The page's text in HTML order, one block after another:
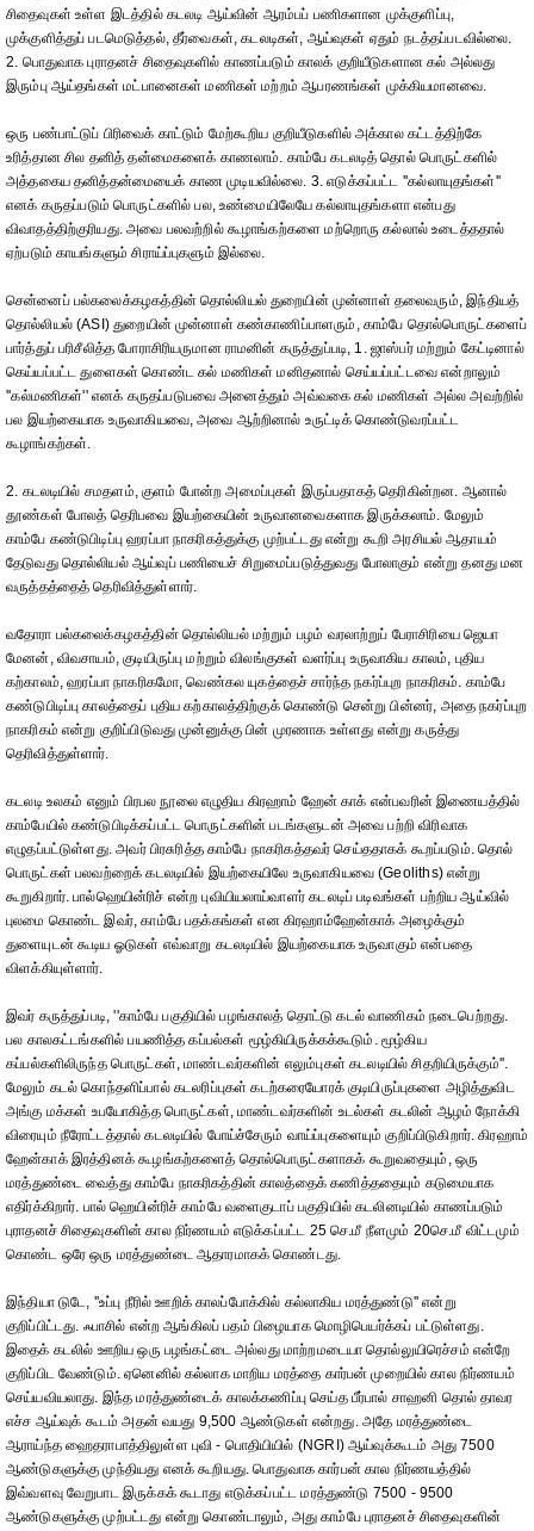
சிதைவுகள் உள்ள இடத்தில் கடலடி ஆய்வின் ஆரம்பப் பணிகளான முக்குளிப்பு,
முக்குளித்துப் படமெடுத்தல், தீர்வைகள், கடலடிகள், ஆய்வுகள் ஏதும் நடத்தப்படவில்லை.
2. பொதுவாக புராதனச் சிதைவுகளில் காணப்படும் காலக் குறியீடுகளான கல் அல்லது
இரும்பு ஆய்தங்கள் மட்பானைகள் மணிகள் மற்றம் ஆபரணங்கள் முக்கியமானவை.
ஒரு பண்பாட்டுப் பிரிவைக் காட்டும் மேற்கூறிய குறியீடுகளில் அக்கால கட்டத்திற்கே
உரித்தான சில தனித் தன்மைகளைக் காணலாம். காம்பே கடலடித் தொல் பொருட்களில்
அத்தகைய தனித்தன்மையைக் காண முடியவில்லை. 3. எடுக்கப்பட்ட ''கல்லாயுதங்கள்''
எனக் கருதப்படும் பொருட்களில் பல, உண்மையிலேயே கல்லாயுதங்களா என்பது
விவாதத்திற்குரியது. அவை பலவற்றில் கூழாங்கற்களை மற்றொரு கல்லால் உடைத்ததால்
ஏற்படும் காயங்களும் சிராய்ப்புகளும் இல்லை.
சென்னைப் பல்கலைக்கழகத்தின் தொல்லியல் துறையின் முன்னாள் தலைவரும், இந்தியத்
தொல்லியல் (ASI) துறையின் முன்னாள் கண்காணிப்பாளரும், காம்பே தொல்பொருட்களைப்
பார்த்துப் பரிசீலித்த போராசிரியருமான ராமனின் கருத்துப்படி, 1. ஜாஸ்பர் மற்றும் கேட்டினால்
கெய்யப்பட்ட துளைகள் கொண்ட கல் மணிகள் மனிதனால் செய்யப்பட்டவை என்றாலும்
''கல்மணிகள்'' எனக் கருதப்படுபவை அனைத்தும் அவ்வகை கல் மணிகள் அல்ல அவற்றில்
பல இயற்கையாக உருவாகியவை, அவை ஆற்றினால் உருட்டிக் கொண்டுவரப்பட்ட
கூழாங்கற்கள்.
2. கடலடியில் சமதளம், குளம் போன்ற அமைப்புகள் இருப்பதாகத் தெரிகின்றன. ஆனால்
தூண்கள் போலத் தெரிபவை இயற்கையின் உருவானவைகளாக இருக்கலாம். மேலும்
காம்பே கண்டுபிடிப்பு ஹரப்பா நாகரிகத்துக்கு முற்பட்டது என்று கூறி அரசியல் ஆதாயம்
தேடுவது தொல்லியல் ஆய்வுப் பணியைச் சிறுமைப்படுத்துவது போலாகும் என்று தனது மன
வருத்தத்தைத் தெரிவித்துள்ளார்.
வதோரா பல்கலைக்கழகத்தின் தொல்லியல் மற்றும் பழம் வரலாற்றுப் பேராசிரியை ஜெயா
மேனன், விவசாயம், குடியிருப்பு மற்றும் விலங்குகள் வளர்ப்பு உருவாகிய காலம், புதிய
கற்காலம், ஹரப்பா நாகரிகமோ, வெண்கல யுகத்தைச் சார்ந்த நகர்ப்புற நாகரிகம். காம்பே
கண்டுபிடிப்பு காலத்தைப் புதிய கற்காலத்திற்குக் கொண்டு சென்று பின்னர், அதை நகர்ப்புற
நாகரிகம் என்று குறிப்பிடுவது முன்னுக்கு பின் முரணாக உள்ளது என்று கருத்து
தெரிவித்துள்ளார்.
கடலடி உலகம் எனும் பிரபல நூலை எழுதிய கிரஹாம் ஹேன் காக் என்பவரின் இணையத்தில்
காம்பேயில் கண்டுபிடிக்கப்பட்ட பொருட்களின் படங்களுடன் அவை பற்றி விரிவாக
எழுதப்பட்டுள்ளது. அவர் பிரசுரித்த காம்பே நாகரிகத்தவர் செய்ததாகக் கூறப்படும். தொல்
பொருட்கள் பலவற்றைக் கடலடியில் இயற்கையிலே உருவாகியவை (Geoliths) என்று
கூறுகிறார். பால்ஹெயின்ரிச் என்ற புவியியலாய்வாளர் கடலடிப் படிவங்கள் பற்றிய ஆய்வில்
புலமை கொண்ட இவர், காம்பே பதக்கங்கள் என கிரஹாம்ஹேன்காக் அழைக்கும்
துளையுடன் கூடிய ஓடுகள் எவ்வாறு கடலடியில் இயற்கையாக உருவாகும் என்பதை
விளக்கியுள்ளார்.
இவர் கருத்துப்படி, ''காம்பே பகுதியில் பழங்காலத் தொட்டு கடல் வாணிகம் நடைபெற்றது.
பல காலகட்டங்களில் பயணித்த கப்பல்கள் மூழ்கியிருக்கக்கூடும். மூழ்கிய
கப்பல்களிலிருந்த பொருட்கள், மாண்டவர்களின் எலும்புகள் கடலடியில் சிதறியிருக்கும்''.
மேலும் கடல் கொந்தளிப்பால் கடலரிப்புகள் கடற்கரையோரக் குடியிருப்புகளை அழித்துவிட
அங்கு மக்கள் உபயோகித்த பொருட்கள், மாண்டவர்களின் உடல்கள் கடலின் ஆழம் நோக்கி
விரையும் நீரோட்டத்தால் கடலடியில் போய்ச்சேரும் வாய்ப்புகளையும் குறிப்பிடுகிறார். கிரஹாம்
ஹேன்காக் இரத்தினக் கூழங்கற்களைத் தொல்பொருட்களாகக் கூறுவதையும், ஒரு
மரத்துண்டை வைத்து காம்பே நாகரிகத்தின் காலத்தைக் கணித்ததையும் கடுமையாக
எதிர்க்கிறார். பால் ஹெயின்ரிச் காம்பே வளைகுடாப் பகுதியில் கடலினடியில் காணப்படும்
புராதனச் சிதைவுகளின் கால நிர்ணயம் எடுக்கப்பட்ட 25 செ.மீ நீளமும் 20செ.மீ விட்டமும்
கொண்ட ஒரே ஒரு மரத்துண்டை ஆதாரமாகக் கொண்டது.
இந்தியா டுடே, ''உப்பு நீரில் ஊறிக் காலப்போக்கில் கல்லாகிய மரத்துண்டு'' என்று
குறிப்பிட்டது. ஃபாசில் என்ற ஆங்கிலப் பதம் பிழையாக மொழிபெயர்க்கப் பட்டுள்ளது.
இதைக் கடலில் ஊறிய ஒரு பழங்கட்டை அல்லது மாற்றமடையா தொல்லுயிரெச்சம் என்றே
குறிப்பிட வேண்டும். ஏனெனில் கல்லாக மாறிய மரத்தை கார்பன் முறையில் கால நிர்ணயம்
செய்யவியலாது. இந்த மரத்துண்டைக் காலக்கணிப்பு செய்த பீர்பால் சாஹனி தொல் தாவர
எச்ச ஆய்வுக் கூடம் அதன் வயது 9,500 ஆண்டுகள் என்றது. அதே மரத்துண்டை
ஆராய்ந்த ஹைதராபாத்திலுள்ள புவி - பொதியியில் (NGRI) ஆய்வுக்கூடம் அது 7500
ஆண்டுகளுக்கு முந்தியது எனக் கூறியது. பொதுவாக கார்பன் கால நிர்ணயத்தில்
இவ்வளவு வேறுபாட இருக்கக் கூடாது எடுக்கப்பட்ட மரத்துண்டு 7500 - 9500
ஆண்டுகளுக்கு முற்பட்டது என்று கொண்டாலும், அது காம்பே புராதனச் சிதைவுகளின்